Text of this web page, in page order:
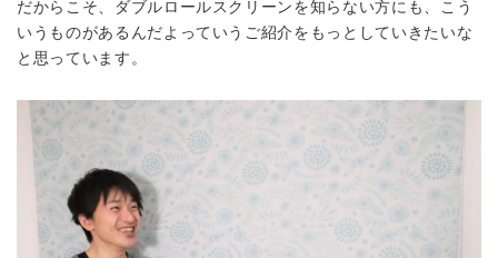
だからこそ、ダブルロールスクリーンを知らない方にも、こう
いうものがあるんだよっていうご紹介をもっとしていきたいな
と思っています。